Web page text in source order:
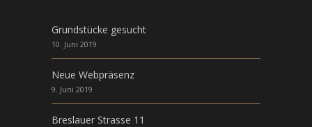
Grundstücke gesucht
10. Juni 2019
Neue Webpräsenz
9. Juni 2019
Breslauer Strasse 11